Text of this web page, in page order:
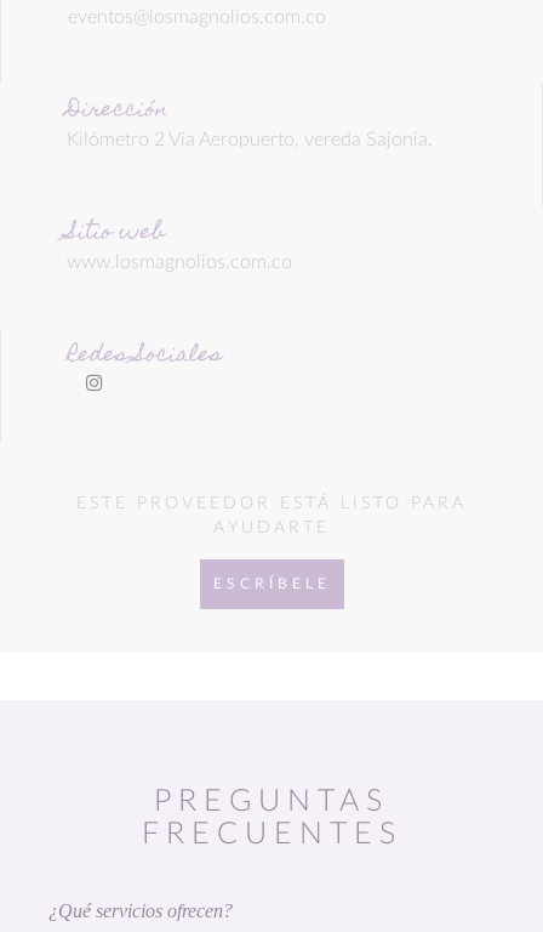
eventos@losmagnolios.com.co
Dirección
Kilómetro 2 Vía Aeropuerto, vereda Sajonia.
Sitio web
www.losmagnolios.com.co
Redes Sociales
ESTE PROVEEDOR ESTÁ LISTO PARA
AYUDARTE
ESCRÍBELE
PREGUNTAS
FRECUENTES
¿Qué servicios ofrecen?